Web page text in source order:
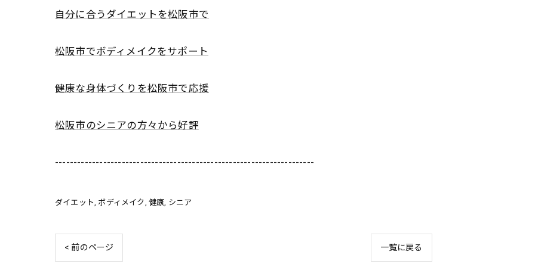
自分に合うダイエットを松阪市で
松阪市でボディメイクをサポート
健康な身体づくりを松阪市で応援
松阪市のシニアの方々から好評
----------------------------------------------------------------------
ダイエット ボディメイク 健康 シニア
< 前のページ 一覧に戻る